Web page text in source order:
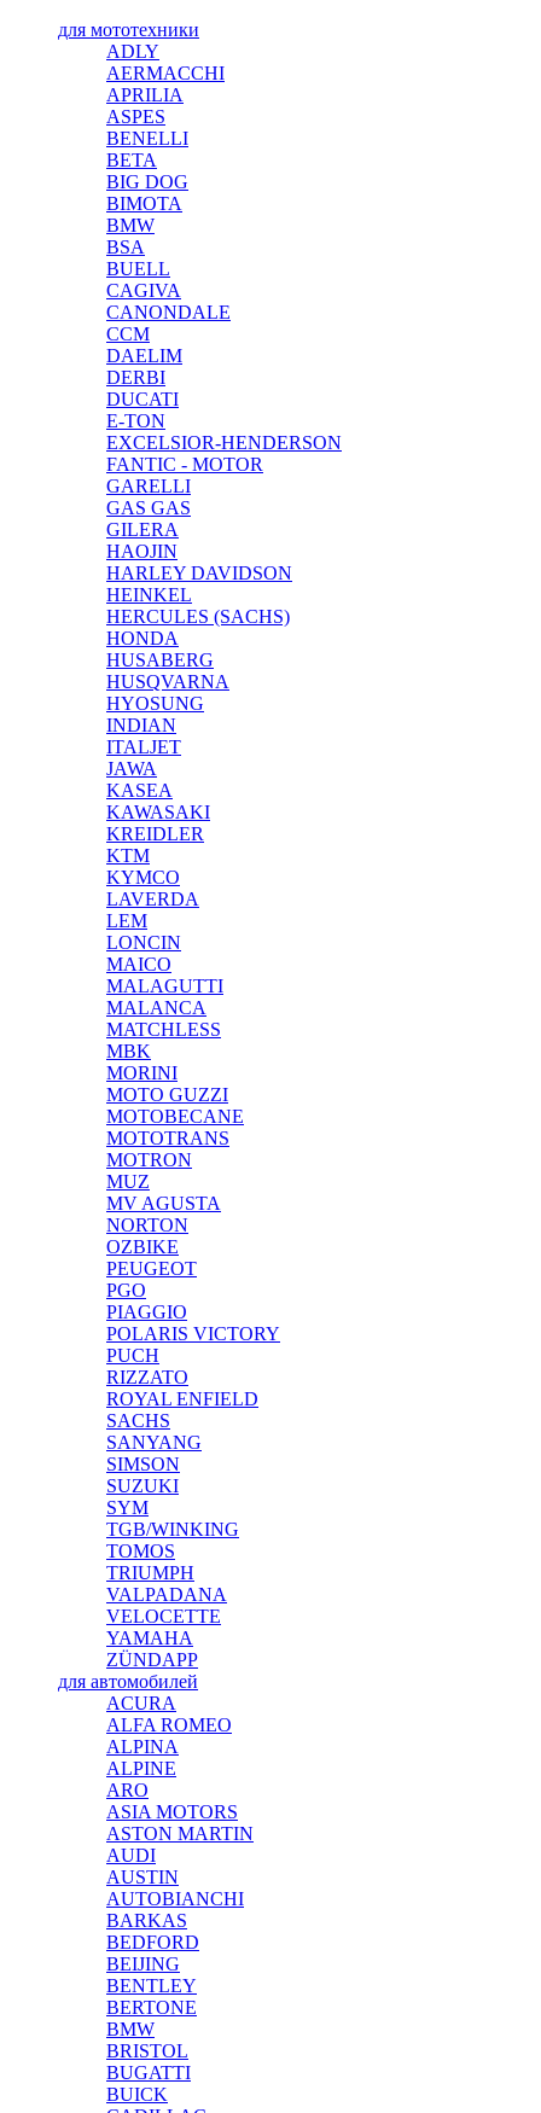
для мототехники
ADLY
AERMACCHI
APRILIA
ASPES
BENELLI
BETA
BIG DOG
BIMOTA
BMW
BSA
BUELL
CAGIVA
CANONDALE
CCM
DAELIM
DERBI
DUCATI
E-TON
EXCELSIOR-HENDERSON
FANTIC - MOTOR
GARELLI
GAS GAS
GILERA
HAOJIN
HARLEY DAVIDSON
HEINKEL
HERCULES (SACHS)
HONDA
HUSABERG
HUSQVARNA
HYOSUNG
INDIAN
ITALJET
JAWA
KASEA
KAWASAKI
KREIDLER
KTM
KYMCO
LAVERDA
LEM
LONCIN
MAICO
MALAGUTTI
MALANCA
MATCHLESS
MBK
MORINI
MOTO GUZZI
MOTOBECANE
MOTOTRANS
MOTRON
MUZ
MV AGUSTA
NORTON
OZBIKE
PEUGEOT
PGO
PIAGGIO
POLARIS VICTORY
PUCH
RIZZATO
ROYAL ENFIELD
SACHS
SANYANG
SIMSON
SUZUKI
SYM
TGB/WINKING
TOMOS
TRIUMPH
VALPADANA
VELOCETTE
YAMAHA
ZÜNDAPP
для автомобилей
ACURA
ALFA ROMEO
ALPINA
ALPINE
ARO
ASIA MOTORS
ASTON MARTIN
AUDI
AUSTIN
AUTOBIANCHI
BARKAS
BEDFORD
BEIJING
BENTLEY
BERTONE
BMW
BRISTOL
BUGATTI
BUICK